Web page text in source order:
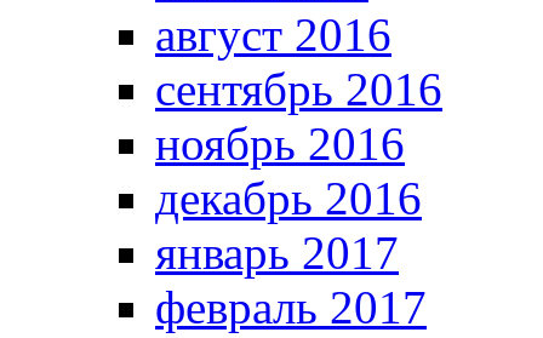
август 2016
сентябрь 2016
ноябрь 2016
декабрь 2016
январь 2017
февраль 2017